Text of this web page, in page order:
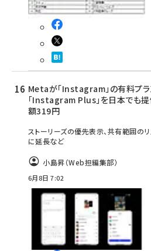
Metaが「Instagram」の有料プラ
「Instagram Plus」を日本でも提
額319円
ストーリーズの優先表示、共有範囲の
に延長など
小島昇（Web担編集部）
6月8日 7:02